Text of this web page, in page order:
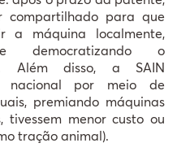
compartilhado para que
a máquina localmente,
democratizando o
Além disso, a SAIN
nacional por meio de
premiando máquinas
tivessem menor custo ou
tração animal).